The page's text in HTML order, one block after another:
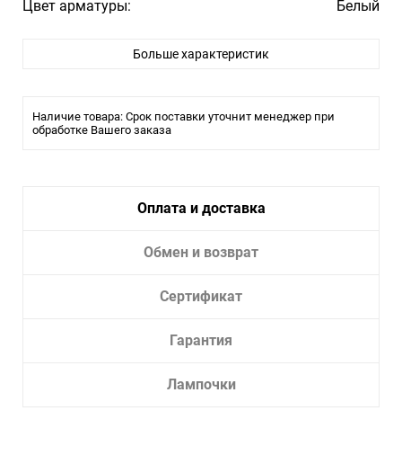
Цвет арматуры:
Белый
Материал плафона/абажура:
Помещение: Большой зал, Гостиная, Кухня, Спальня
Трековая/шинная/струнная
Больше характеристик
Наличие товара: Срок поставки уточнит менеджер при
обработке Вашего заказа
Оплата и доставка
Обмен и возврат
Сертификат
Гарантия
Лампочки